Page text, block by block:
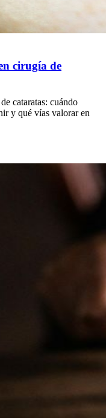
cirugía de
cataratas: cuándo
y qué vías valorar en